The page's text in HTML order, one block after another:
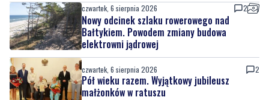
czwartek, 6 sierpnia 2026 2
Nowy odcinek szlaku rowerowego nad
Bałtykiem. Powodem zmiany budowa
elektrowni jądrowej
czwartek, 6 sierpnia 2026 2
Pół wieku razem. Wyjątkowy jubileusz
małżonków w ratuszu